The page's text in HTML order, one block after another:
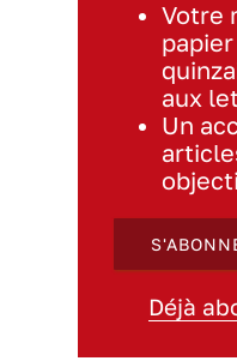
Votre
aux
Un
Déjà